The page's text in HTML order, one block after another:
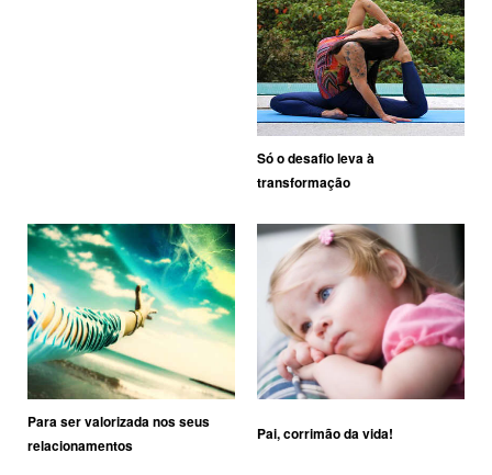
Só o desafio leva à
transformação
Para ser valorizada nos seus
relacionamentos
Pai, corrimão da vida!